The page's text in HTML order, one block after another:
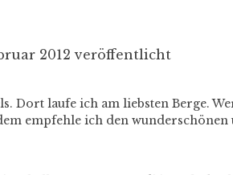
2012 veröffentlicht
Dort laufe ich am liebsten Berge.
empfehle ich den